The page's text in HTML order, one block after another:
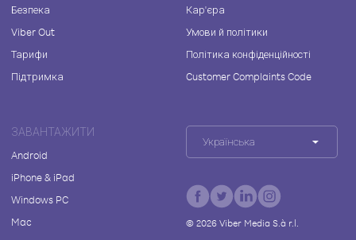
Безпека
Viber Out
Тарифи
Підтримка
Кар'єра
Умови й політики
Політика конфіденційності
Customer Complaints Code
ЗАВАНТАЖИТИ
Android
iPhone & iPad
Windows PC
Mac
Українська
© 2026Viber Media S.à r.l.